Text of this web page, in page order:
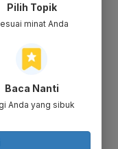
#Transisi Energi
Green
Pilih Topik
minat Anda
Baca Nanti
Anda yang sibuk